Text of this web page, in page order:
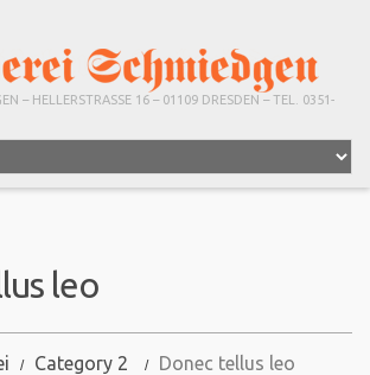
– HELLERSTRASSE 16 – 01109 DRESDEN – TEL. 0351-
leo
Category 2 Donec tellus leo